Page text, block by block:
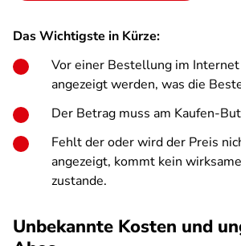
Das Wichtigste in Kürze:
Vor einer Bestellung im
angezeigt werden, was die
Der Betrag muss am Kaufen-
Fehlt der oder wird der Preis
angezeigt, kommt kein
zustande.
Unbekannte Kosten und